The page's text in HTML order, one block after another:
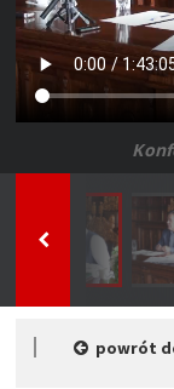
powrót